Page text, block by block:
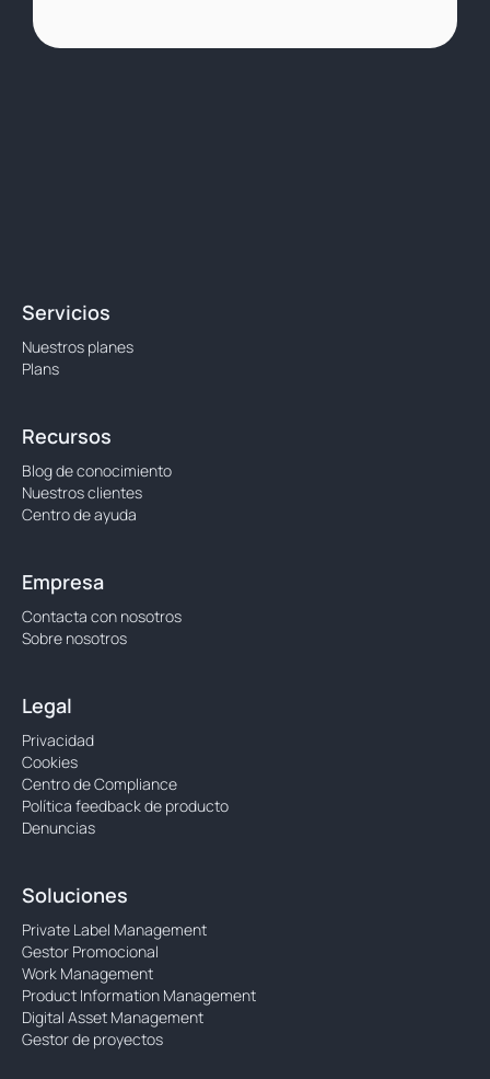
Servicios
Nuestros planes
Plans
Recursos
Blog de conocimiento
Nuestros clientes
Centro de ayuda
Empresa
Contacta con nosotros
Sobre nosotros
Legal
Privacidad
Cookies
Centro de Compliance
Política feedback de producto
Denuncias
Soluciones
Private Label Management
Gestor Promocional
Work Management
Product Information Management
Digital Asset Management
Gestor de proyectos